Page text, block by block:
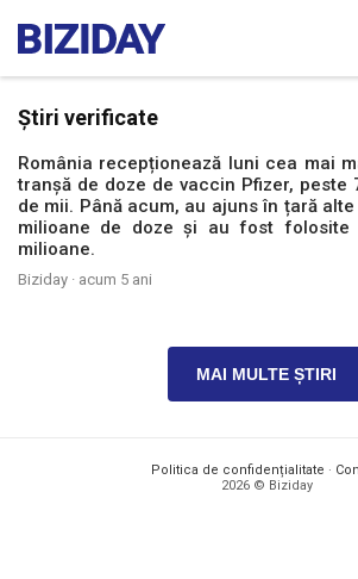
Știri verificate
România recepționează luni cea mai
tranșă de doze de vaccin Pfizer, peste
de mii. Până acum, au ajuns în țară alte
milioane de doze și au fost folosite
milioane.
Biziday · acum 5 ani
MAI MULTE ȘTIRI
Politica de confidențialitate ·
2026 © Biziday